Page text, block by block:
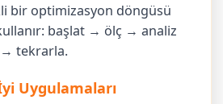
bir optimizasyon döngüsü
başlat → ölç → analiz
tekrarla.
Uygulamaları